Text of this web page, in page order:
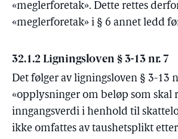
«meglerforetak». Dette rettes
«meglerforetak» i § 6 annet ledd
32.1.2 Ligningsloven § 3-13 nr. 7
Det følger av ligningsloven § 3-13
«opplysninger om beløp som skal
inngangsverdi i henhold til
ikke omfattes av taushetsplikt